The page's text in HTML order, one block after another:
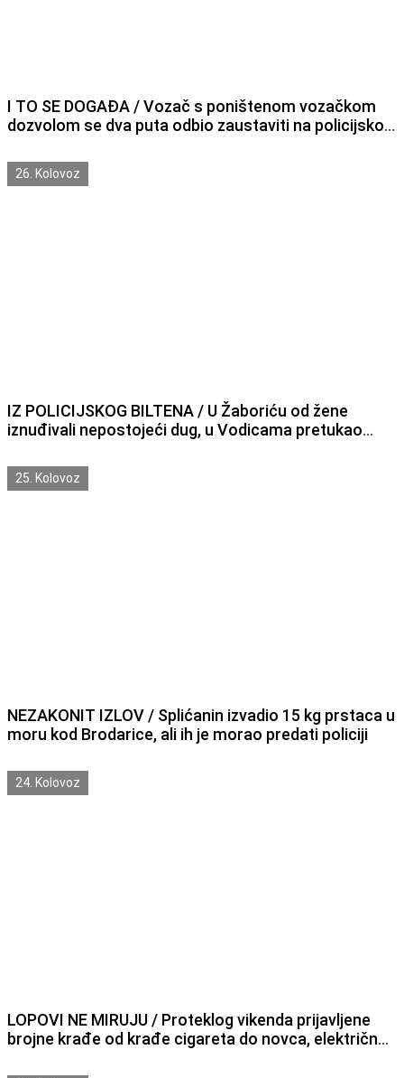
I TO SE DOGAĐA / Vozač s poništenom vozačkom
dozvolom se dva puta odbio zaustaviti na policijsko
26. Kolovoz
IZ POLICIJSKOG BILTENA / U Žaboriću od žene
iznuđivali nepostojeći dug, u Vodicama pretukao
25. Kolovoz
NEZAKONIT IZLOV / Splićanin izvadio 15 kg prstaca u
moru kod Brodarice, ali ih je morao predati policiji
24. Kolovoz
LOPOVI NE MIRUJU / Proteklog vikenda prijavljene
brojne krađe od krađe cigareta do novca, električnog